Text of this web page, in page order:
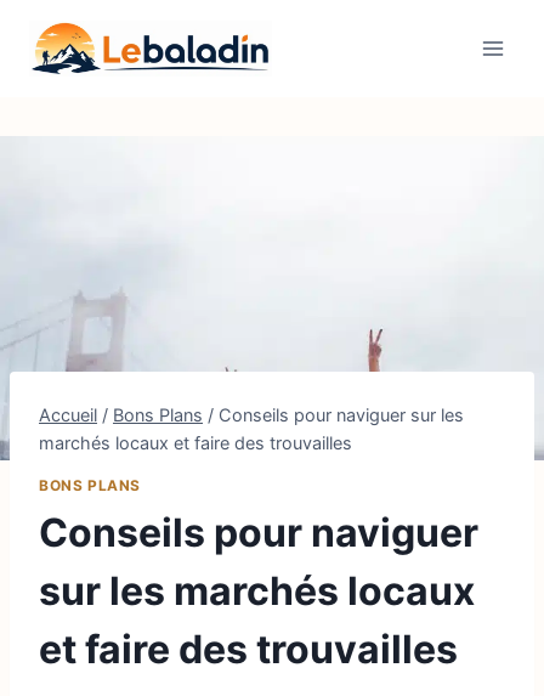
contenu
Accueil / Bons Plans / Conseils pour naviguer sur les
marchés locaux et faire des trouvailles
BONS PLANS
Conseils pour naviguer
sur les marchés locaux
et faire des trouvailles